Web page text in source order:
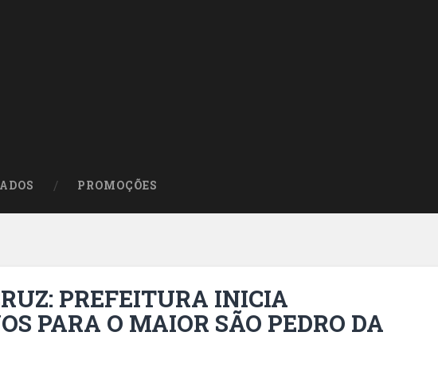
PROMOÇÕES
PREFEITURA INICIA
PARA O MAIOR SÃO PEDRO DA